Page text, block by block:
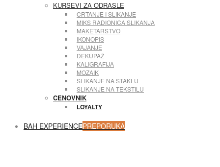
KURSEVI ZA ODRASLE
CRTANJE I SLIKANJE
MIKS RADIONICA SLIKANJA
MAKETARSTVO
IKONOPIS
VAJANJE
DEKUPAŽ
KALIGRAFIJA
MOZAIK
SLIKANJE NA STAKLU
SLIKANJE NA TEKSTILU
CENOVNIK
LOYALTY
BAH EXPERIENCEPREPORUKA